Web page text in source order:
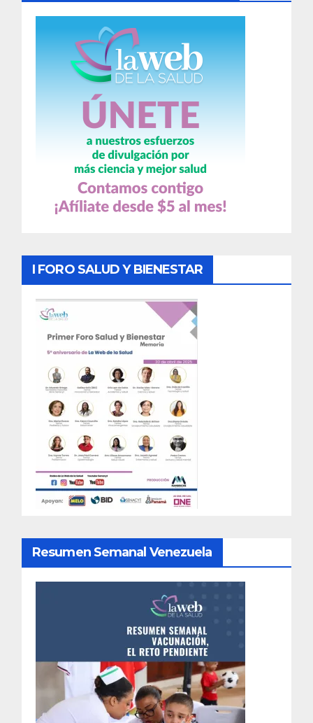
I FORO SALUD Y BIENESTAR
Resumen Semanal Venezuela